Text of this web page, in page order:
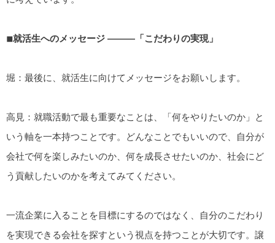
◾就活生へのメッセージ ———「こだわりの実現」
堀：最後に、就活生に向けてメッセージをお願いします。
高見：就職活動で最も重要なことは、「何をやりたいのか」と
いう軸を一本持つことです。どんなことでもいいので、自分が
会社で何を楽しみたいのか、何を成長させたいのか、社会にど
う貢献したいのかを考えてみてください。
一流企業に入ることを目標にするのではなく、自分のこだわり
を実現できる会社を探すという視点を持つことが大切です。譲